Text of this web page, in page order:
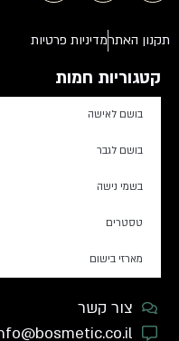
תקנון האתרמדיניות פרטיות
קטגוריות חמות
בושם לאישה
בושם לגבר
בשמי נישה
טסטרים
מארזי בישום
צור קשר
info@bosmetic.co.il